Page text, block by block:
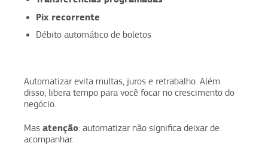
Pix recorrente
Débito automático de boletos
Automatizar evita multas, juros e retrabalho. Além
disso, libera tempo para você focar no crescimento do
negócio.
Mas atenção: automatizar não significa deixar de
acompanhar.